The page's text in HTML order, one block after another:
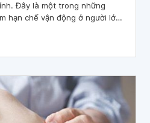
Đây là một trong những
hạn chế vận động ở người lớn